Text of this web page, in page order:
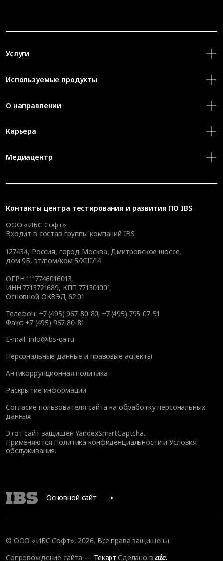
Контакты центра тестирования и развития ПО IBS
ООО «ИБС Софт»
Входит в состав группы компаний IBS
127434, Россия, город Москва, Дмитровское шоссе,
дом 9Б, эт/пом/ком 5/XIII/14
ОГРН 1117746016013,
ИНН 7713721689, КПП 771301001,
Основной ОКВЭД 62.01
Телефон: +7 (495) 967-80-80; +7 (495) 795-07-51
Факс: +7 (495) 967-80-81
E-mail: info@ibs-qa.ru
Персональные данные и правовые аспекты
Антикоррупционная политика
Раскрытие информации
Согласие пользователя сайта на обработку персональных
данных
Этот сайт защищен YandexSmartCaptcha.
Применяются Политика конфиденциальности иУсловия
обслуживания.
Услуги
Используемые продукты
О направлении
Карьера
Медиацентр
Основной сайт
© ООО «ИБС Софт», 2026. Все права защищены
Сопровождение сайта — Текарт.Сделано в